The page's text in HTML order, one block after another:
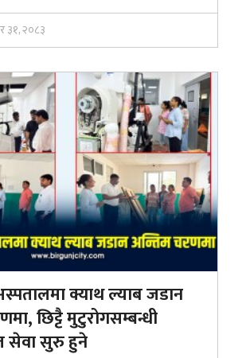
३१, २०८३
क्याथ ल्याब जडान
छिट्टै मुटुरोगसम्बन्धी
सेवा सुरु हुने